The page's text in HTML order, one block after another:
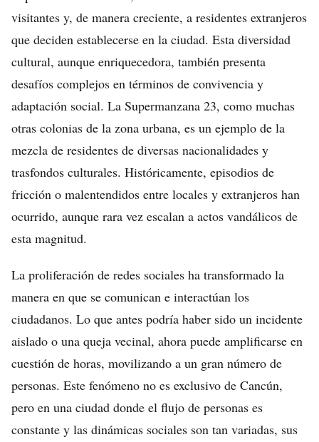
visitantes y, de manera creciente, a residentes extranjeros
que deciden establecerse en la ciudad. Esta diversidad
cultural, aunque enriquecedora, también presenta
desafíos complejos en términos de convivencia y
adaptación social. La Supermanzana 23, como muchas
otras colonias de la zona urbana, es un ejemplo de la
mezcla de residentes de diversas nacionalidades y
trasfondos culturales. Históricamente, episodios de
fricción o malentendidos entre locales y extranjeros han
ocurrido, aunque rara vez escalan a actos vandálicos de
esta magnitud.
La proliferación de redes sociales ha transformado la
manera en que se comunican e interactúan los
ciudadanos. Lo que antes podría haber sido un incidente
aislado o una queja vecinal, ahora puede amplificarse en
cuestión de horas, movilizando a un gran número de
personas. Este fenómeno no es exclusivo de Cancún,
pero en una ciudad donde el flujo de personas es
constante y las dinámicas sociales son tan variadas, sus